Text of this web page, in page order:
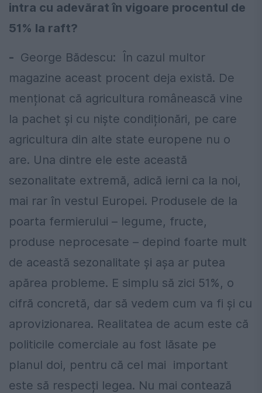
intra cu adevărat în vigoare procentul de
51% la raft?
- George Bădescu: În cazul multor
magazine aceast procent deja există. De
menționat că agricultura românească vine
la pachet și cu niște condiționări, pe care
agricultura din alte state europene nu o
are. Una dintre ele este această
sezonalitate extremă, adică ierni ca la noi,
mai rar în vestul Europei. Produsele de la
poarta fermierului – legume, fructe,
produse neprocesate – depind foarte mult
de această sezonalitate și așa ar putea
apărea probleme. E simplu să zici 51%, o
cifră concretă, dar să vedem cum va fi și cu
aprovizionarea. Realitatea de acum este că
politicile comerciale au fost lăsate pe
planul doi, pentru că cel mai important
este să respecți legea. Nu mai contează